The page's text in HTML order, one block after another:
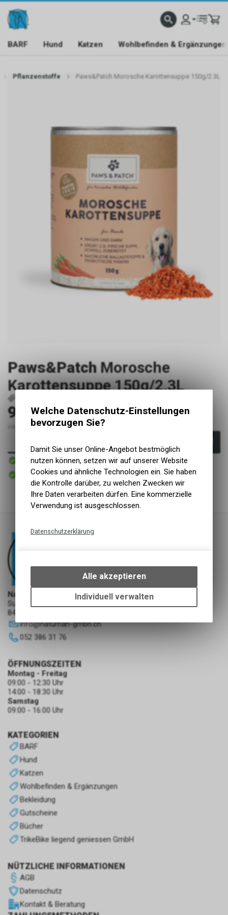
BARF Hund Katzen Wohlbefinden & Ergänzungen
Pflanzenstoffe Paws&Patch Morosche Karottensuppe 150g/2.3L
Paws&Patch Morosche
Karottensuppe 150g/2.3L
9.90CHF
inkl. MwSt., zzgl. Versandkosten
Sofort verfügbar
Versand
Sofort abholbar
Abholung NaturNah GmbH
NaturNah GmbH
Sunnehofstrasse 7
8493 Saland
info@naturnah-gmbh.ch
052 386 31 76
KATEGORIEN
BARF
Hund
Katzen
Wohlbefinden & Ergänzungen
Bekleidung
Gutscheine
Bücher
TrikeBike liegend geniessen GmbH
NÜTZLICHE INFORMATIONEN
AGB
Datenschutz
Kontakt & Beratung
ÖFFNUNGSZEITEN
Montag - Freitag
09:00 - 12:30 Uhr
14:00 - 18:30 Uhr
Samstag
09:00 - 16:00 Uhr
Welche Datenschutz-Einstellungen
bevorzugen Sie?
Damit Sie unser Online-Angebot bestmöglich
nutzen können, setzen wir auf unserer Website
Cookies und ähnliche Technologien ein. Sie haben
die Kontrolle darüber, zu welchen Zwecken wir
Ihre Daten verarbeiten dürfen. Eine kommerzielle
Verwendung ist ausgeschlossen.
Datenschutzerklärung
bestimmte Interaktionen und
Einstellungen auf Ihrem Gerät,
um die grundlegenden
Funktionen unseres Online-
des Warenkorbs, zu
Alle akzeptieren
Individuell verwalten